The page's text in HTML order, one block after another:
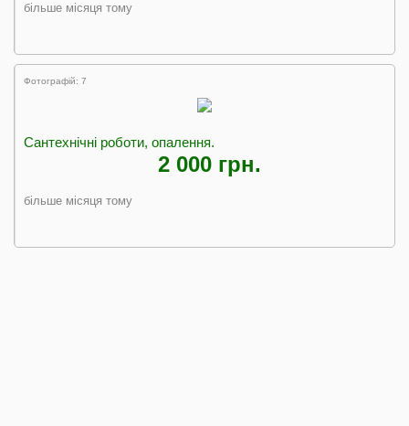
більше місяця тому
Фотографій: 7
Сантехнічні роботи, опалення.
2 000 грн.
більше місяця тому